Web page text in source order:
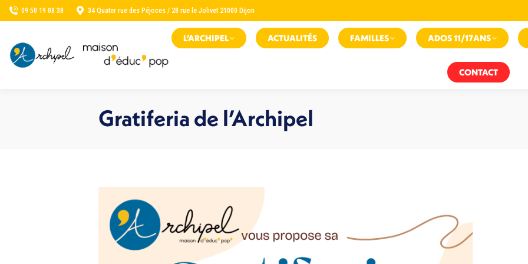
09 50 19 08 38 34 Quater rue des Péjoces / 28 rue le Jolivet 21000 Dijon
L’ARCHIPEL ACTUALITÉS FAMILLES ADOS 11/17ANS
CONTACT
Gratiferia de l’Archipel